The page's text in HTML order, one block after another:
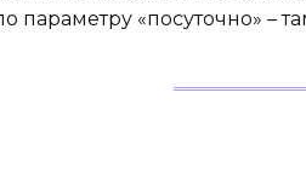
параметру «посуточно» –